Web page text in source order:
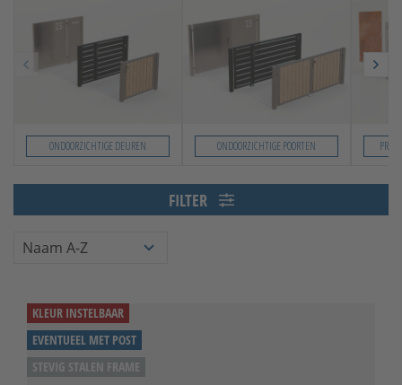
ONDOORZICHTIGE DEUREN ONDOORZICHTIGE POORTEN
FILTER
KLEUR INSTELBAAR
EVENTUEEL MET POST
STEVIG STALEN FRAME